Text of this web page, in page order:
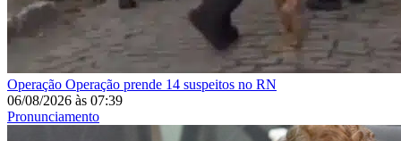
Operação Operação prende 14 suspeitos no RN
06/08/2026 às 07:39
Pronunciamento